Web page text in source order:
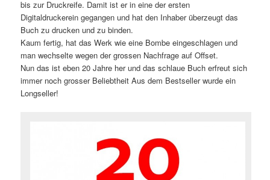
bis zur Druckreife. Damit ist er in eine der ersten
Digitaldruckerein gegangen und hat den Inhaber überzeugt das
Buch zu drucken und zu binden.
Kaum fertig, hat das Werk wie eine Bombe eingeschlagen und
man wechselte wegen der grossen Nachfrage auf Offset.
Nun das ist eben 20 Jahre her und das schlaue Buch erfreut sich
immer noch grosser Beliebtheit Aus dem Bestseller wurde ein
Longseller!